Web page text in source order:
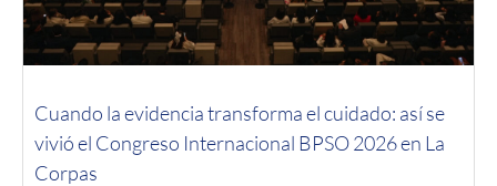
Cuando la evidencia transforma el cuidado: así se
vivió el Congreso Internacional BPSO 2026 en La
Corpas